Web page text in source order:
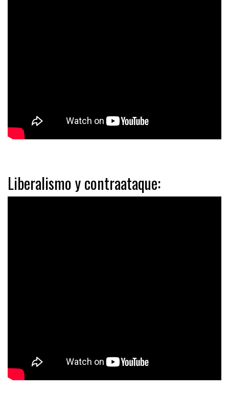
Liberalismo y contraataque: